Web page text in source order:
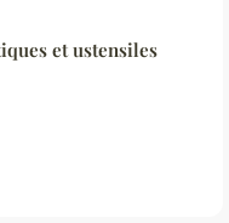
et ustensiles